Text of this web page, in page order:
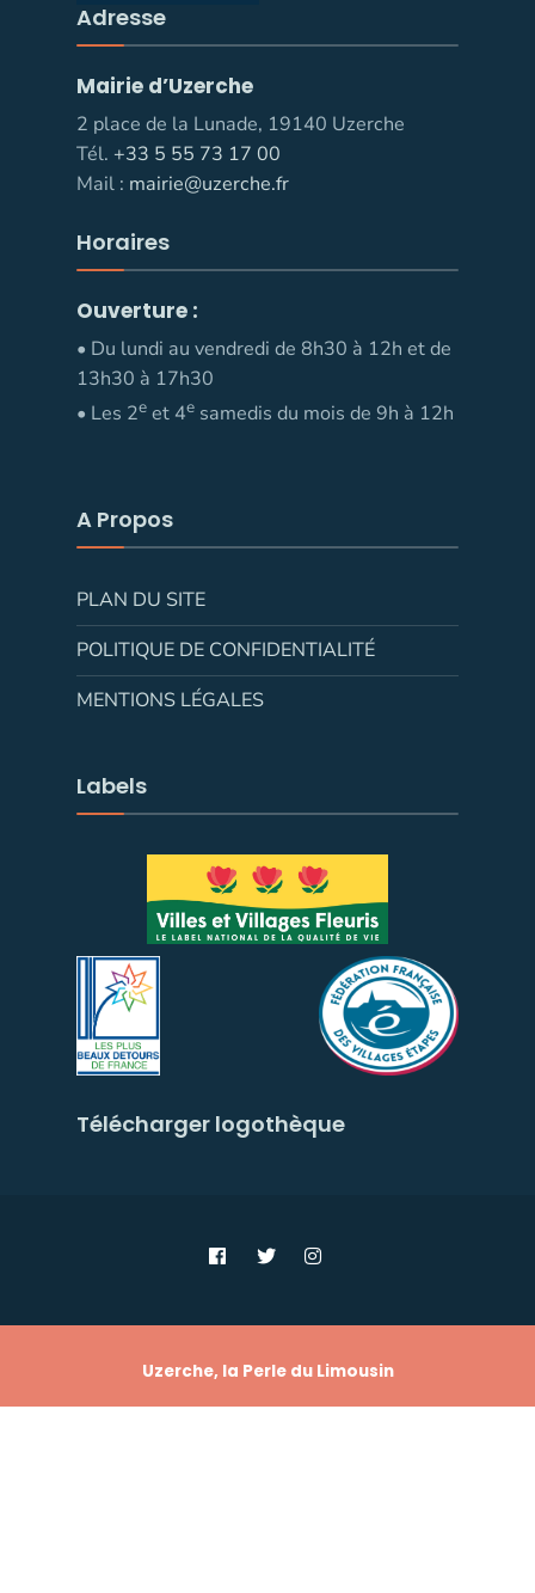
Adresse
Mairie d’Uzerche
2 place de la Lunade, 19140 Uzerche
Tél. +33 5 55 73 17 00
Mail : mairie@uzerche.fr
Horaires
Ouverture :
• Du lundi au vendredi de 8h30 à 12h et de
13h30 à 17h30
• Les 2e et 4e samedis du mois de 9h à 12h
A Propos
PLAN DU SITE
POLITIQUE DE CONFIDENTIALITÉ
MENTIONS LÉGALES
Labels
Télécharger logothèque
Uzerche, la Perle du Limousin